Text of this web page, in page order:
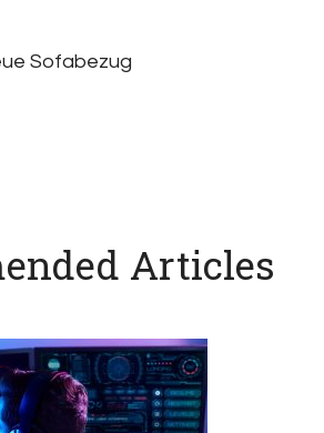
Sofabezug
Articles